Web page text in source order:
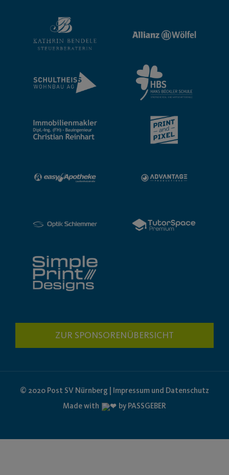
ZUR SPONSORENÜBERSICHT
© 2020 Post SV Nürnberg | Impressum und Datenschutz
Made with
by PASSGEBER